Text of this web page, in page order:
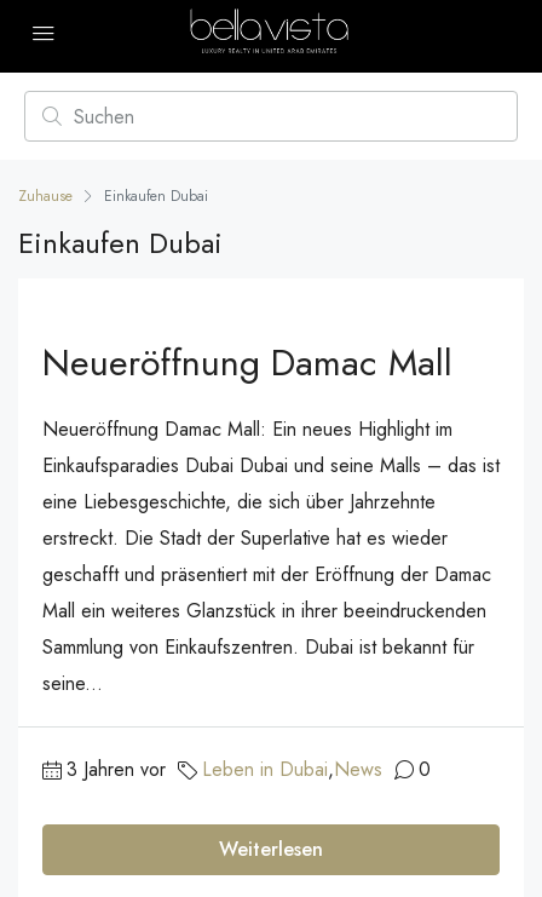
Zuhause Einkaufen Dubai
Einkaufen Dubai
Neueröffnung Damac Mall
Neueröffnung Damac Mall: Ein neues Highlight im
Einkaufsparadies Dubai Dubai und seine Malls – das ist
eine Liebesgeschichte, die sich über Jahrzehnte
erstreckt. Die Stadt der Superlative hat es wieder
geschafft und präsentiert mit der Eröffnung der Damac
Mall ein weiteres Glanzstück in ihrer beeindruckenden
Sammlung von Einkaufszentren. Dubai ist bekannt für
seine...
3 Jahren vor Leben in Dubai,News 0
Weiterlesen